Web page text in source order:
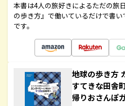
本書は4人の旅好きによるただの旅
の歩き方』で働いているだけで書
です。
地球の歩き方
すてきな田舎
帰りおさんぽ